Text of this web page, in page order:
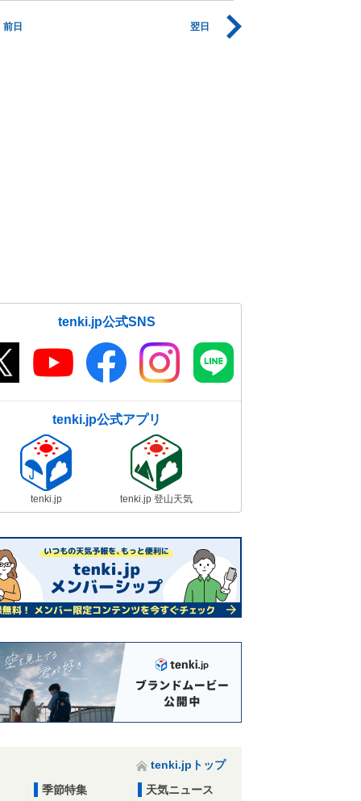
前日 翌日
tenki.jp公式SNS
tenki.jp公式アプリ
tenki.jp tenki.jp 登山天気
tenki.jpトップ
季節特集
天気ニュース